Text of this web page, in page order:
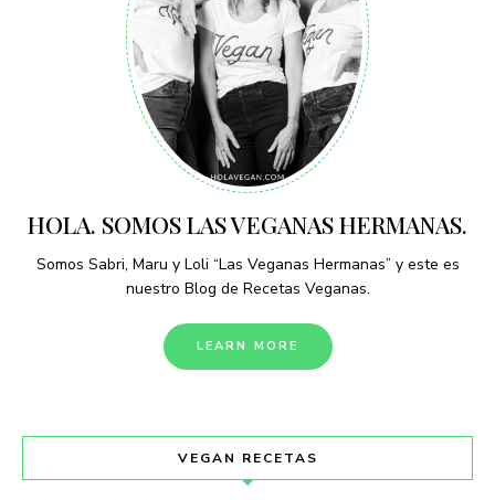
HOLA. SOMOS LAS VEGANAS HERMANAS.
Somos Sabri, Maru y Loli “Las Veganas Hermanas” y este es
nuestro Blog de Recetas Veganas.
LEARN MORE
VEGAN RECETAS